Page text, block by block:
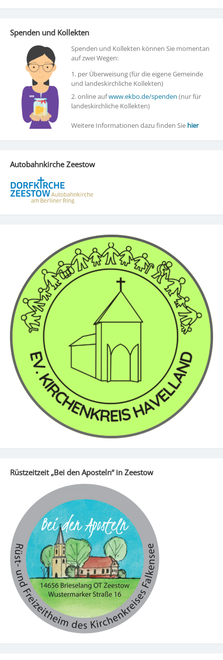
Spenden und Kollekten
Spenden und Kollekten können Sie momentan
auf zwei Wegen:
1. per Überweisung (für die eigene Gemeinde
und landeskirchliche Kollekten)
2. online aufwww.ekbo.de/spenden (nur für
landeskirchliche Kollekten)
Weitere Informationen dazu finden Sie hier
Autobahnkirche Zeestow
Rüstzeitzeit „Bei den Aposteln“ in Zeestow